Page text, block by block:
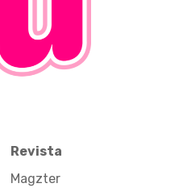
Revista
Magzter